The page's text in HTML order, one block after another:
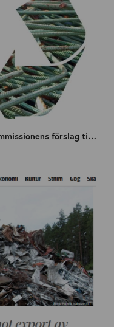
Svenska Järns remissvar på EU kommissionens förslag till reviderad förordning om transporter av avfall COM (2021) 709